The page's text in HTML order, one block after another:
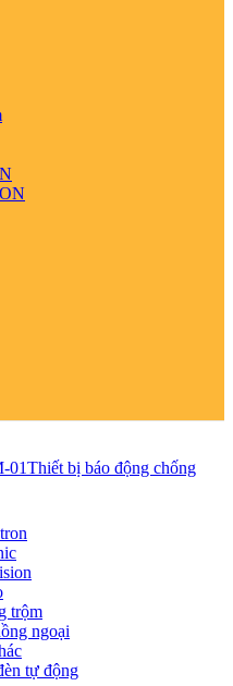
Thiết bị báo động chống
trộm
ngoại
tự động